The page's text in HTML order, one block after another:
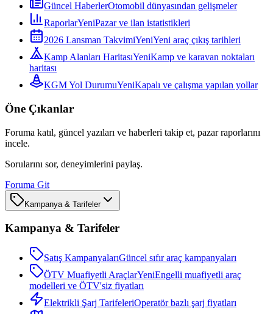
Güncel HaberlerOtomobil dünyasından gelişmeler
RaporlarYeniPazar ve ilan istatistikleri
2026 Lansman TakvimiYeniYeni araç çıkış tarihleri
Kamp Alanları HaritasıYeniKamp ve karavan noktaları
haritası
KGM Yol DurumuYeniKapalı ve çalışma yapılan yollar
Öne Çıkanlar
Foruma katıl, güncel yazıları ve haberleri takip et, pazar raporlarını
incele.
Sorularını sor, deneyimlerini paylaş.
Foruma Git
Kampanya & Tarifeler
Kampanya & Tarifeler
Satış KampanyalarıGüncel sıfır araç kampanyaları
ÖTV Muafiyetli AraçlarYeniEngelli muafiyetli araç
modelleri ve ÖTV'siz fiyatları
Elektrikli Şarj TarifeleriOperatör bazlı şarj fiyatları